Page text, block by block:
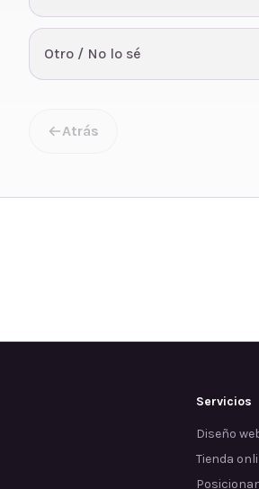
Otro / No lo sé
Atrás
Servicios
Diseño
Tienda